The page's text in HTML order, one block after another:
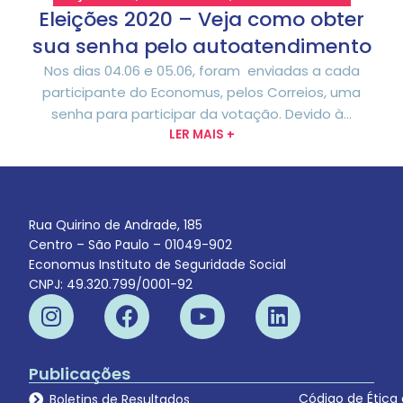
Eleições 2020 – Veja como obter
sua senha pelo autoatendimento
Nos dias 04.06 e 05.06, foram enviadas a cada
participante do Economus, pelos Correios, uma
senha para participar da votação. Devido à...
LER MAIS +
Rua Quirino de Andrade, 185
Centro – São Paulo – 01049-902
Economus Instituto de Seguridade Social
CNPJ: 49.320.799/0001-92
Publicações
Boletins de Resultados Código de